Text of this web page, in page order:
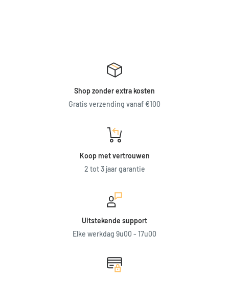
Shop zonder extra kosten
Gratis verzending vanaf €100
Koop met vertrouwen
2 tot 3 jaar garantie
Uitstekende support
Elke werkdag 9u00 - 17u00